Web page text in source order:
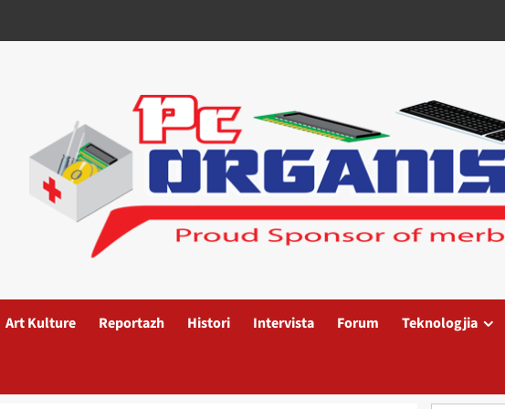
Art Kulture Reportazh Histori Intervista Forum Teknologjia